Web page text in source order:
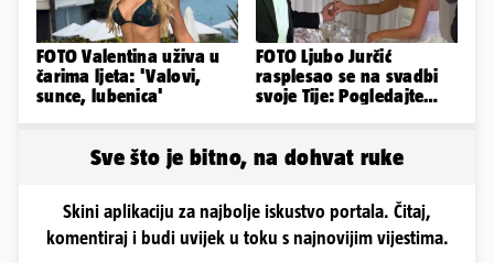
FOTO Valentina uživa u
čarima ljeta: 'Valovi,
sunce, lubenica'
FOTO Ljubo Jurčić
rasplesao se na svadbi
svoje Tije: Pogledajte
Sve što je bitno, na dohvat ruke
Skini aplikaciju za najbolje iskustvo portala. Čitaj,
komentiraj i budi uvijek u toku s najnovijim vijestima.